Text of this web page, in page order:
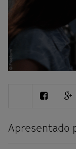
ShareShare
plus
Apresentado